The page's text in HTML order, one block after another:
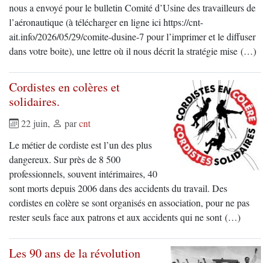
nous a envoyé pour le bulletin Comité d’Usine des travailleurs de
l’aéronautique (à télécharger en ligne ici https://cnt-
ait.info/2026/05/29/comite-dusine-7 pour l’imprimer et le diffuser
dans votre boite), une lettre où il nous décrit la stratégie mise (…)
Cordistes en colères et
solidaires.
22 juin, parcnt
Le métier de cordiste est l’un des plus
dangereux. Sur près de 8 500
professionnels, souvent intérimaires, 40
sont morts depuis 2006 dans des accidents du travail. Des
cordistes en colère se sont organisés en association, pour ne pas
rester seuls face aux patrons et aux accidents qui ne sont (…)
Les 90 ans de la révolution